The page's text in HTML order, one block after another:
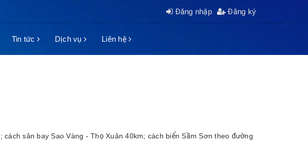
Đăng nhập Đăng ký
Tin tức Dịch vụ Liên hệ
sân bay Sao Vàng - Thọ Xuân 40km; cách biển Sầm Sơn theo đường